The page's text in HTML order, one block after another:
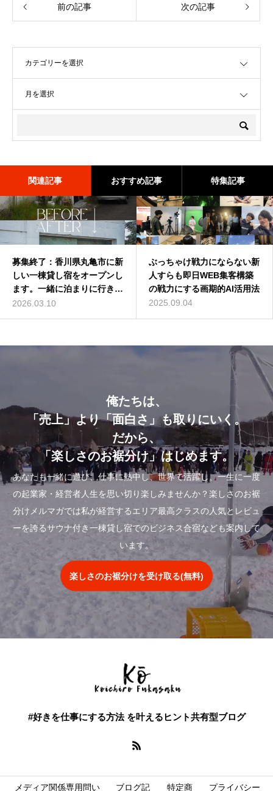
前の記事 次の記事
関連記事 おすすめ記事 特集記事
募集終了：香川県丸亀市に新
しい一棟貸し宿をオープンし
ます。一緒に泊まりに行きま
せんか？
2026.03.10
ぶっちゃけ戦力にならない新
人すらも即日WEB集客構築
の戦力にする画期的AI活用法
2025.09.04
バターコーヒーは効果なし？
バターコーヒーの世界一簡単
な作り方を動画解説
2016.07.13
深作浩一郎(ふかさくこうい
ちろう)とは誰？自己紹介し
てみた
2014.01.01
俺たちは、
「売上」より「面白さ」も取りにいく。
だから、
「楽しさのお裾分け」はじめます。
あなたも一緒に遊び、仕事に熱中し、世界で活躍し、一生に一度
の起業家・経営者人生を思い切り楽しみませんか？楽しさのお裾
分けメルマガでは私が経営するエリア最高クラスの人気とレビュ
ーを誇るサウナ付き一棟貸し宿でのビジネス合宿なども案内して
います。
楽しさのお裾分けを受け取る(無料)
#好きを仕事にする方法 を叶えるヒント共有型ブログ
メディア関係専用問い ブログ記 特定商 プライバシー